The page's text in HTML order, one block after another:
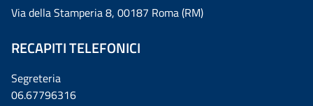
Via della Stamperia 8, 00187 Roma (RM)
RECAPITI TELEFONICI
Segreteria
06.67796316